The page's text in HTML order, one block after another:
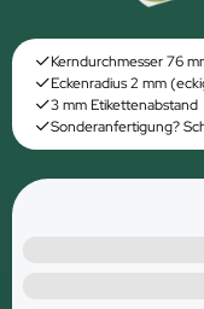
Kerndurchmesser 76
Eckenradius 2 mm
3 mm Etikettenabstand
Sonderanfertigung?